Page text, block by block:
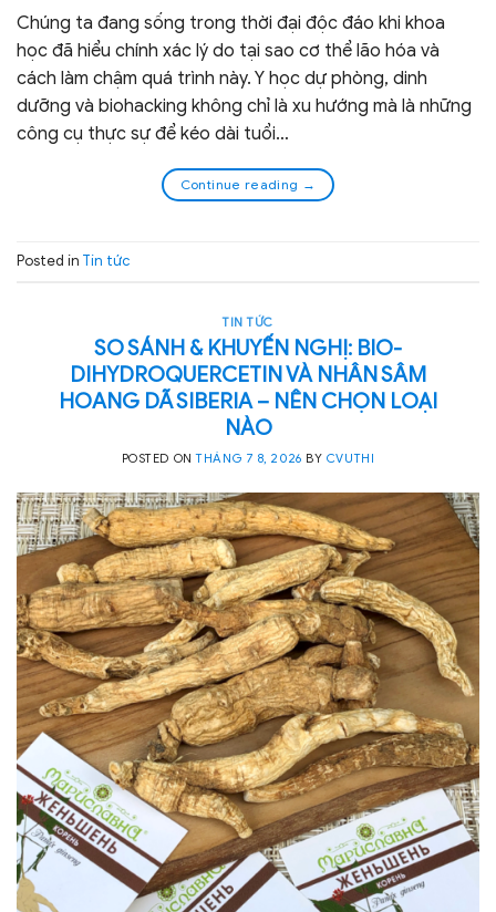
Chúng ta đang sống trong thời đại độc đáo khi khoa
học đã hiểu chính xác lý do tại sao cơ thể lão hóa và
cách làm chậm quá trình này. Y học dự phòng, dinh
dưỡng và biohacking không chỉ là xu hướng mà là những
công cụ thực sự để kéo dài tuổi…
Continue reading →
Posted in Tin tức
TIN TỨC
SO SÁNH & KHUYẾN NGHỊ: BIO-
DIHYDROQUERCETIN VÀ NHÂN SÂM
HOANG DÃ SIBERIA – NÊN CHỌN LOẠI
NÀO
POSTED ONTHÁNG 7 8, 2026 BY CVUTHI